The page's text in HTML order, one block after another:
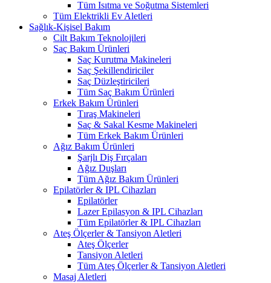
Tüm Isıtma ve Soğutma Sistemleri
Tüm Elektrikli Ev Aletleri
Sağlık-Kişisel Bakım
Cilt Bakım Teknolojileri
Saç Bakım Ürünleri
Saç Kurutma Makineleri
Saç Şekillendiriciler
Saç Düzleştiricileri
Tüm Saç Bakım Ürünleri
Erkek Bakım Ürünleri
Tıraş Makineleri
Saç & Sakal Kesme Makineleri
Tüm Erkek Bakım Ürünleri
Ağız Bakım Ürünleri
Şarjlı Diş Fırçaları
Ağız Duşları
Tüm Ağız Bakım Ürünleri
Epilatörler & IPL Cihazları
Epilatörler
Lazer Epilasyon & IPL Cihazları
Tüm Epilatörler & IPL Cihazları
Ateş Ölçerler & Tansiyon Aletleri
Ateş Ölçerler
Tansiyon Aletleri
Tüm Ateş Ölçerler & Tansiyon Aletleri
Masaj Aletleri